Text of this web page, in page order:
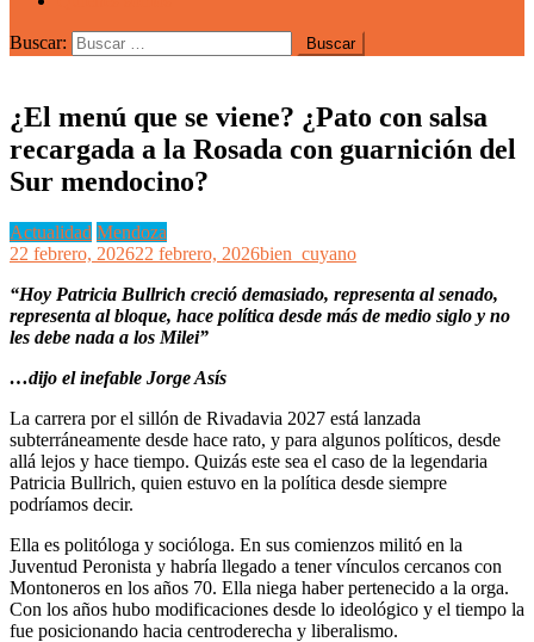
Buscar:
¿El menú que se viene? ¿Pato con salsa
recargada a la Rosada con guarnición del
Sur mendocino?
Actualidad Mendoza
22 febrero, 202622 febrero, 2026bien_cuyano
“Hoy Patricia Bullrich creció demasiado, representa al senado,
representa al bloque, hace política desde más de medio siglo y no
les debe nada a los Milei”
…dijo el inefable Jorge Asís
La carrera por el sillón de Rivadavia 2027 está lanzada
subterráneamente desde hace rato, y para algunos políticos, desde
allá lejos y hace tiempo. Quizás este sea el caso de la legendaria
Patricia Bullrich, quien estuvo en la política desde siempre
podríamos decir.
Ella es politóloga y socióloga. En sus comienzos militó en la
Juventud Peronista y habría llegado a tener vínculos cercanos con
Montoneros en los años 70. Ella niega haber pertenecido a la orga.
Con los años hubo modificaciones desde lo ideológico y el tiempo la
fue posicionando hacia centroderecha y liberalismo.